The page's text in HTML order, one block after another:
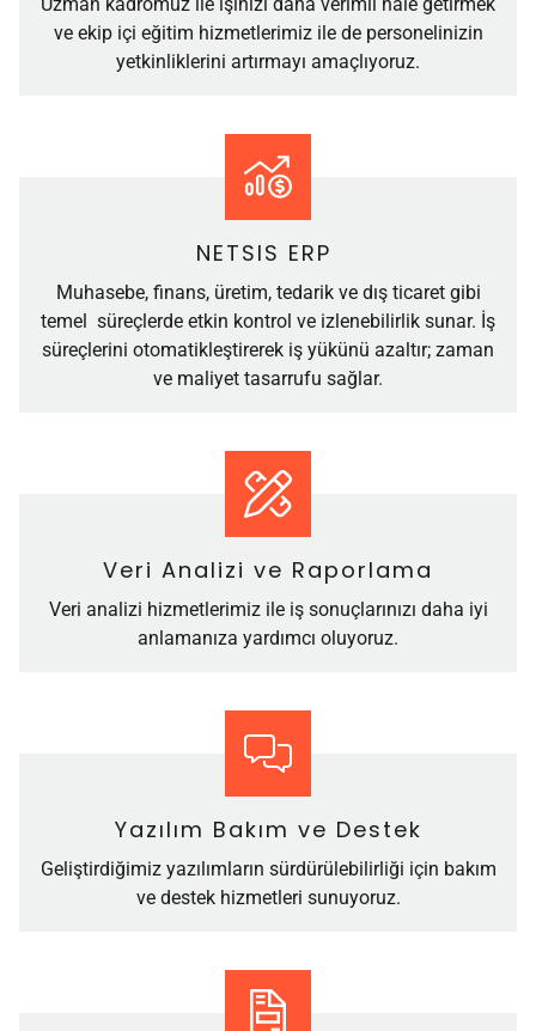
ve ekip içi eğitim hizmetlerimiz ile de personelinizin
yetkinliklerini artırmayı amaçlıyoruz.
NETSIS ERP
Muhasebe, finans, üretim, tedarik ve dış ticaret gibi
temel süreçlerde etkin kontrol ve izlenebilirlik sunar. İş
süreçlerini otomatikleştirerek iş yükünü azaltır; zaman
ve maliyet tasarrufu sağlar.
Veri Analizi ve Raporlama
Veri analizi hizmetlerimiz ile iş sonuçlarınızı daha iyi
anlamanıza yardımcı oluyoruz.
Yazılım Bakım ve Destek
Geliştirdiğimiz yazılımların sürdürülebilirliği için bakım
ve destek hizmetleri sunuyoruz.